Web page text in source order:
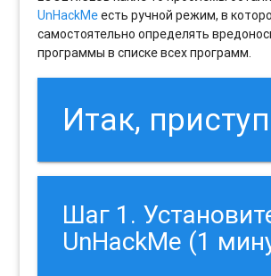
UnHackMeесть ручной режим, в
самостоятельно определять
программы в списке всех программ.
Итак,
Шаг 1.
UnHackMe (1